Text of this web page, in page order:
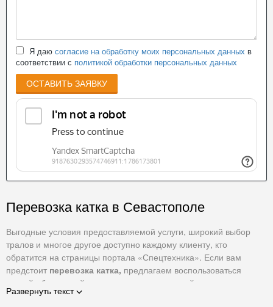
Я даю согласие на обработку моих персональных данных в
соответствии с политикой обработки персональных данных
ОСТАВИТЬ ЗАЯВКУ
Перевозка катка в Севастополе
Выгодные условия предоставляемой услуги, широкий выбор
тралов и многое другое доступно каждому клиенту, кто
обратится на страницы портала «Спецтехника». Если вам
предстоит перевозка катка, предлагаем воспользоваться
доской объявлений на страницах каталога сайта.
Развернуть текст